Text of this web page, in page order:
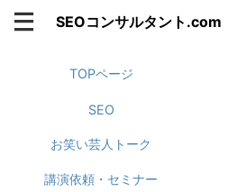
SEOコンサルタント.com
TOPページ
SEO
お笑い芸人トーク
講演依頼・セミナー